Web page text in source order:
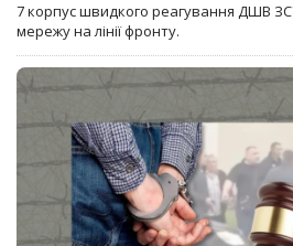
7 корпус швидкого реагування ДШВ
мережу на лінії фронту.